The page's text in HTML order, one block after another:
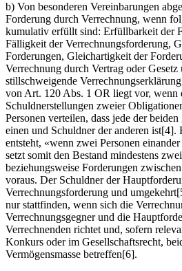
b) Von besonderen Vereinbarungen
Forderung durch Verrechnung, wenn
kumulativ erfüllt sind: Erfüllbarkeit der
Fälligkeit der Verrechnungsforderung,
Forderungen, Gleichartigkeit der
Verrechnung durch Vertrag oder
stillschweigende
von Art. 120 Abs. 1 OR liegt vor, wenn
Schuldnerstellungen zweier
Personen verteilen, dass jede der
einen und Schuldner der anderen ist[4].
entsteht, «wenn zwei Personen
setzt somit den Bestand mindestens
beziehungsweise Forderungen
voraus. Der Schuldner der
Verrechnungsforderung und
nur stattfinden, wenn sich die
Verrechnungsgegner und die
Verrechnenden richtet und, sofern
Konkurs oder im Gesellschaftsrecht,
Vermögensmasse betreffen[6].